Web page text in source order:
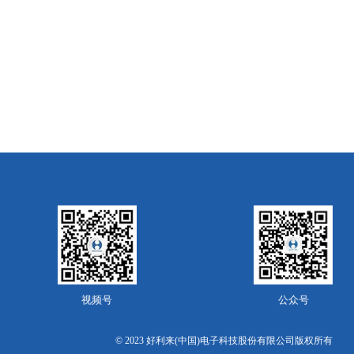
视频号 公众号
© 2023 好利来(中国)电子科技股份有限公司版权所有